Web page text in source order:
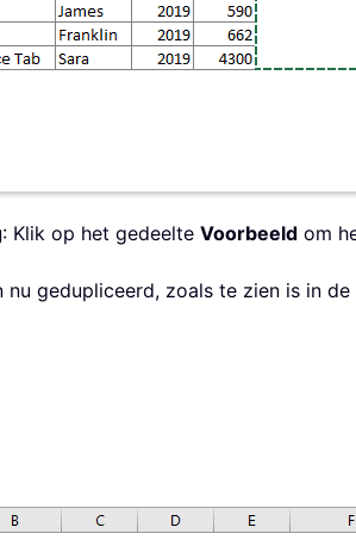
: Klik op het gedeelte Voorbeeld om
nu gedupliceerd, zoals te zien is in